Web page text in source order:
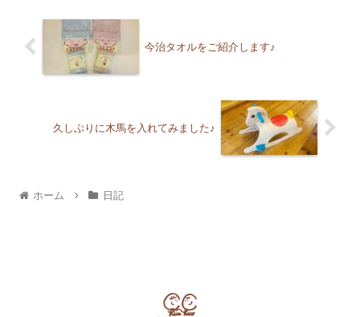
今治タオルをご紹介します♪
久しぶりに木馬を入れてみました♪
ホーム 日記